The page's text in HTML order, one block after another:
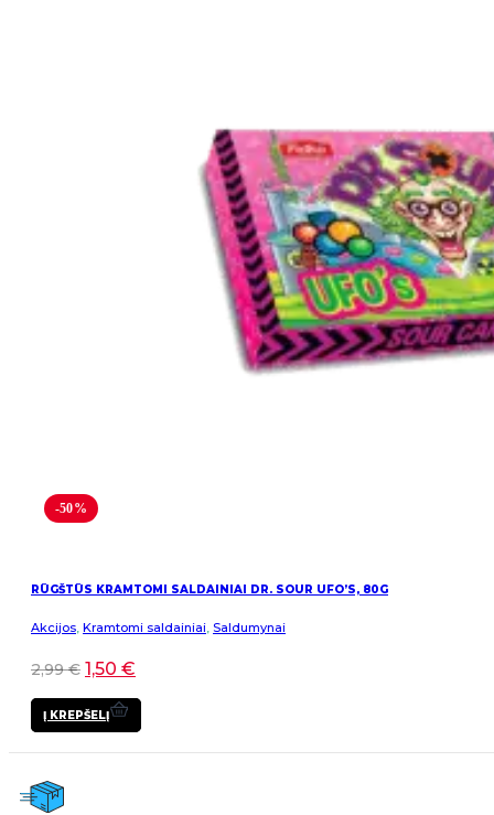
-50%
RŪGŠTŪS KRAMTOMI SALDAINIAI DR. SOUR UFO’S, 80G
Akcijos Kramtomi saldainiai Saldumynai
2,99€ 1,50 €
Į KREPŠELĮ